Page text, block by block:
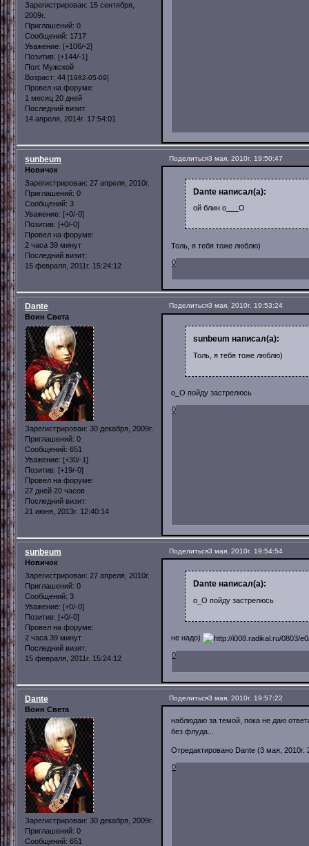
Зарегистрирован: 15 сентября,
2009г.
Приглашений: 0
Сообщений: 1717
Уважение: [+106/-2]
Позитив: [+144/-1]
Пол: Мужской
Возраст: 44 [1982-05-09]
Провел на форуме:
1 месяц 20 дней
Последний визит:
14 апреля, 2014г. 17:54:01
Поделиться3 мая, 2010г. 19:50:47
sunbeum
Новичок
Зарегистрирован: 27 апреля, 2010г.
Приглашений: 0
Сообщений: 3
Уважение: [+0/-0]
Позитив: [+0/-0]
Провел на форуме:
2 часа 39 минут
Последний визит:
15 февраля, 2011г. 15:24:12
Dante написал(а):
ой блин о___О
Толь, я тебя тоже люблю)
0
Поделиться3 мая, 2010г. 19:53:24
Dante
Воин Света
Зарегистрирован: 30 декабря, 2009г.
Приглашений: 0
Сообщений: 651
Уважение: [+30/-1]
Позитив: [+19/-0]
Провел на форуме:
27 дней 20 часов
Последний визит:
21 июня, 2013г. 12:40:14
sunbeum написал(а):
Толь, я тебя тоже люблю)
о_О пойду застрелюсь
0
Поделиться3 мая, 2010г. 19:54:54
sunbeum
Новичок
Зарегистрирован: 27 апреля, 2010г.
Приглашений: 0
Сообщений: 3
Уважение: [+0/-0]
Позитив: [+0/-0]
Провел на форуме:
2 часа 39 минут
Последний визит:
15 февраля, 2011г. 15:24:12
Dante написал(а):
о_О пойду застрелюсь
не надо)
0
Поделиться3 мая, 2010г. 19:57:22
Dante
Воин Света
Зарегистрирован: 30 декабря, 2009г.
Приглашений: 0
Сообщений: 651
наблюдаю за темой, пока не даю
без флуда...
Отредактировано Dante (3 мая, 2010г.
0